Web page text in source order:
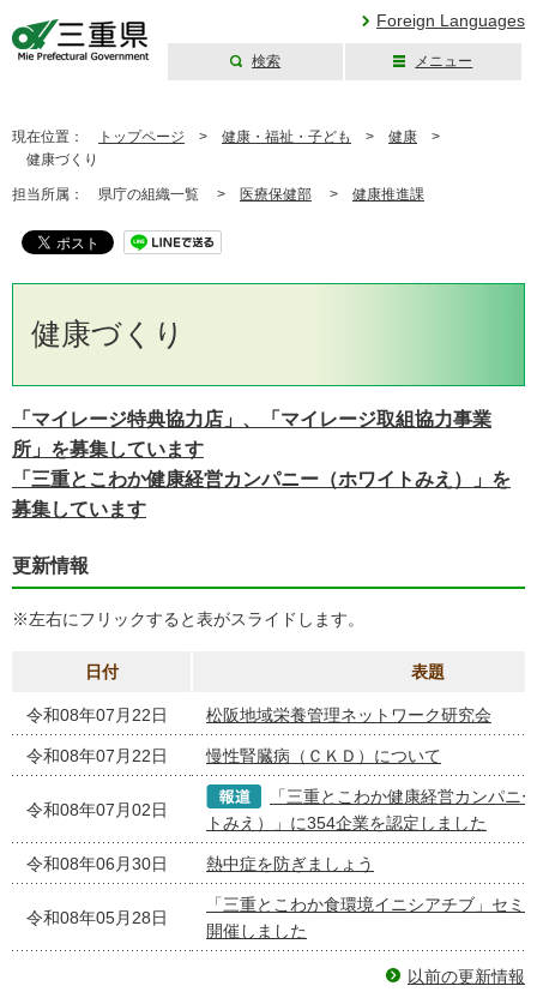
Foreign Languages
検索 メニュー
現在位置： トップページ > 健康・福祉・子ども > 健康 >
健康づくり
担当所属： 県庁の組織一覧 > 医療保健部 > 健康推進課
健康づくり
「マイレージ特典協力店」、「マイレージ取組協力事業
所」を募集しています
「三重とこわか健康経営カンパニー（ホワイトみえ）」を
募集しています
更新情報
※左右にフリックすると表がスライドします。
日付 表題
令和08年07月22日 松阪地域栄養管理ネットワーク研究会
令和08年07月22日 慢性腎臓病（ＣＫＤ）について
令和08年07月02日
「三重とこわか健康経営カンパニ
トみえ）」に354企業を認定しました
令和08年06月30日 熱中症を防ぎましょう
令和08年05月28日
「三重とこわか食環境イニシアチブ」セミ
開催しました
以前の更新情報